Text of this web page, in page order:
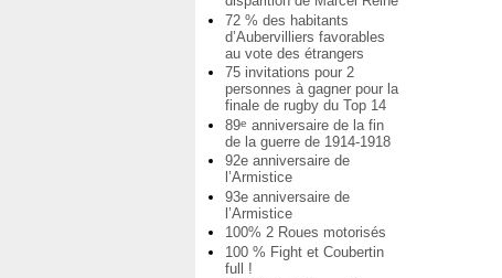
72 % des habitants
d’Aubervilliers favorables
au vote des étrangers
75 invitations pour 2
personnes à gagner pour la
finale de rugby du Top 14
89e anniversaire de la fin
de la guerre de 1914-1918
92e anniversaire de
l’Armistice
93e anniversaire de
l’Armistice
100% 2 Roues motorisés
100 % Fight et Coubertin
full !